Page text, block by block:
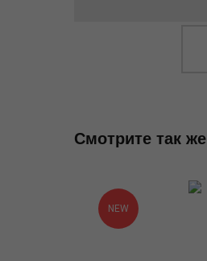
Смотрите так же
NEW